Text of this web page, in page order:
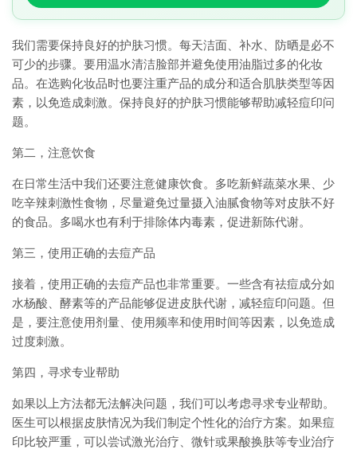
我们需要保持良好的护肤习惯。每天洁面、补水、防晒是必不
可少的步骤。要用温水清洁脸部并避免使用油脂过多的化妆
品。在选购化妆品时也要注重产品的成分和适合肌肤类型等因
素，以免造成刺激。保持良好的护肤习惯能够帮助减轻痘印问
题。
第二，注意饮食
在日常生活中我们还要注意健康饮食。多吃新鲜蔬菜水果、少
吃辛辣刺激性食物，尽量避免过量摄入油腻食物等对皮肤不好
的食品。多喝水也有利于排除体内毒素，促进新陈代谢。
第三，使用正确的去痘产品
接着，使用正确的去痘产品也非常重要。一些含有祛痘成分如
水杨酸、酵素等的产品能够促进皮肤代谢，减轻痘印问题。但
是，要注意使用剂量、使用频率和使用时间等因素，以免造成
过度刺激。
第四，寻求专业帮助
如果以上方法都无法解决问题，我们可以考虑寻求专业帮助。
医生可以根据皮肤情况为我们制定个性化的治疗方案。如果痘
印比较严重，可以尝试激光治疗、微针或果酸换肤等专业治疗